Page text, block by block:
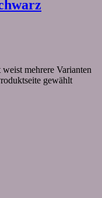
mehrere Varianten
gewählt